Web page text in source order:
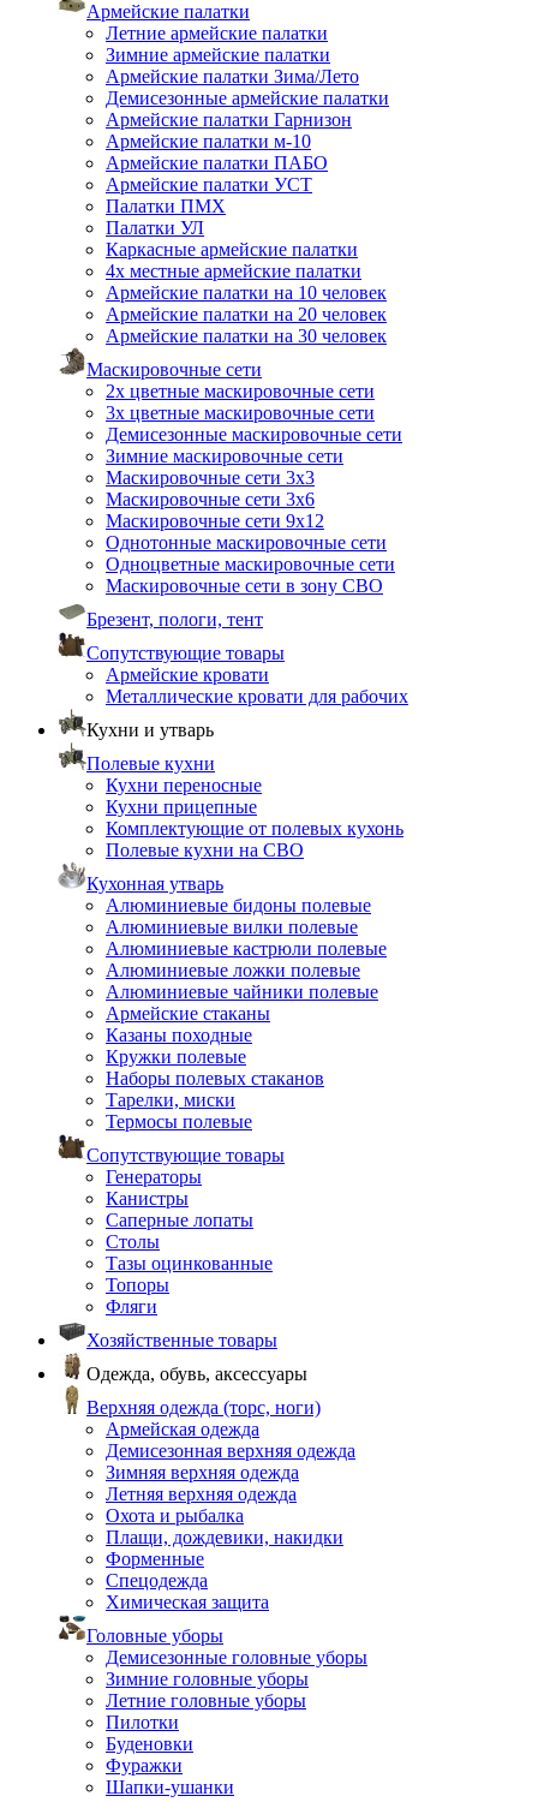
Армейские палатки
Летние армейские палатки
Зимние армейские палатки
Армейские палатки Зима/Лето
Демисезонные армейские палатки
Армейские палатки Гарнизон
Армейские палатки м-10
Армейские палатки ПАБО
Армейские палатки УСТ
Палатки ПМХ
Палатки УЛ
Каркасные армейские палатки
4х местные армейские палатки
Армейские палатки на 10 человек
Армейские палатки на 20 человек
Армейские палатки на 30 человек
Маскировочные сети
2х цветные маскировочные сети
3х цветные маскировочные сети
Демисезонные маскировочные сети
Зимние маскировочные сети
Маскировочные сети 3х3
Маскировочные сети 3х6
Маскировочные сети 9х12
Однотонные маскировочные сети
Одноцветные маскировочные сети
Маскировочные сети в зону СВО
Брезент, пологи, тент
Сопутствующие товары
Армейские кровати
Металлические кровати для рабочих
Кухни и утварь
Полевые кухни
Кухни переносные
Кухни прицепные
Комплектующие от полевых кухонь
Полевые кухни на СВО
Кухонная утварь
Алюминиевые бидоны полевые
Алюминиевые вилки полевые
Алюминиевые кастрюли полевые
Алюминиевые ложки полевые
Алюминиевые чайники полевые
Армейские стаканы
Казаны походные
Кружки полевые
Наборы полевых стаканов
Тарелки, миски
Термосы полевые
Сопутствующие товары
Генераторы
Канистры
Саперные лопаты
Столы
Тазы оцинкованные
Топоры
Фляги
Хозяйственные товары
Одежда, обувь, аксессуары
Верхняя одежда (торс, ноги)
Армейская одежда
Демисезонная верхняя одежда
Зимняя верхняя одежда
Летняя верхняя одежда
Охота и рыбалка
Плащи, дождевики, накидки
Форменные
Спецодежда
Химическая защита
Головные уборы
Демисезонные головные уборы
Зимние головные уборы
Летние головные уборы
Пилотки
Буденовки
Фуражки
Шапки-ушанки